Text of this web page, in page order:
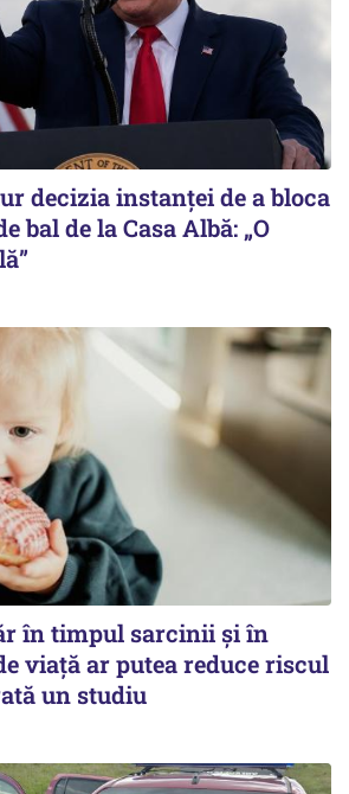
decizia instanţei de a bloca
bal de la Casa Albă: „O
în timpul sarcinii și în
viață ar putea reduce riscul
un studiu